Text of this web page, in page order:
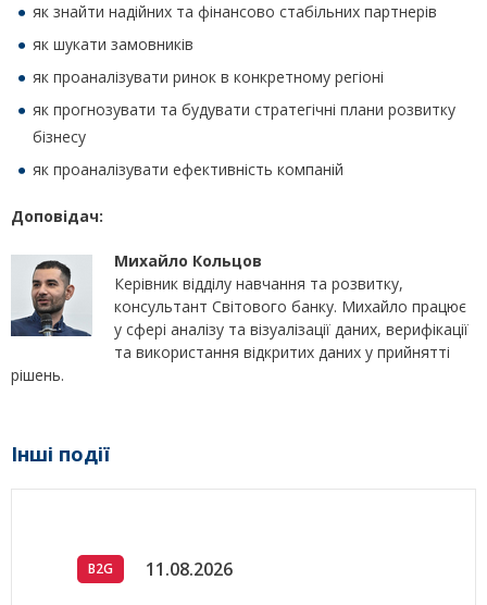
як знайти надійних та фінансово стабільних партнерів
як шукати замовників
як проаналізувати ринок в конкретному регіоні
як прогнозувати та будувати стратегічні плани розвитку
бізнесу
як проаналізувати ефективність компаній
Доповідач:
Михайло Кольцов
Керівник відділу навчання та розвитку,
консультант Світового банку. Михайло працює
у сфері аналізу та візуалізації даних, верифікації
та використання відкритих даних у прийнятті
рішень.
Інші події
B2G 11.08.2026